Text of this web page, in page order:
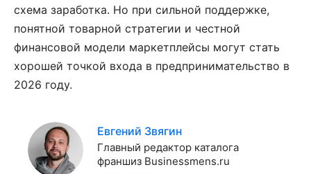
схема заработка. Но при сильной поддержке,
понятной товарной стратегии и честной
финансовой модели маркетплейсы могут стать
хорошей точкой входа в предпринимательство в
2026 году.
Евгений Звягин
Главный редактор каталога
франшиз Businessmens.ru